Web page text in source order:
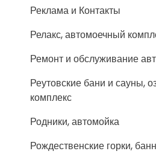
Реклама и Контакты
Релакс, автомоечный
Ремонт и обслуживание
Реутовские бани и сауны,
комплекс
Родники, автомойка
Рождественские горки,